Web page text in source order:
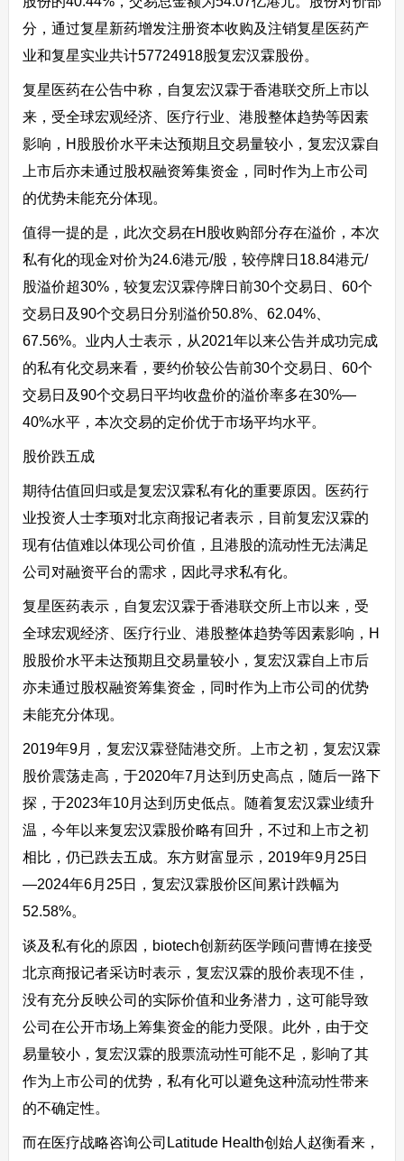
分，通过复星新药增发注册资本收购及注销复星医药产
业和复星实业共计57724918股复宏汉霖股份。
复星医药在公告中称，自复宏汉霖于香港联交所上市以
来，受全球宏观经济、医疗行业、港股整体趋势等因素
影响，H股股价水平未达预期且交易量较小，复宏汉霖自
上市后亦未通过股权融资筹集资金，同时作为上市公司
的优势未能充分体现。
值得一提的是，此次交易在H股收购部分存在溢价，本次
私有化的现金对价为24.6港元/股，较停牌日18.84港元/
股溢价超30%，较复宏汉霖停牌日前30个交易日、60个
交易日及90个交易日分别溢价50.8%、62.04%、
67.56%。业内人士表示，从2021年以来公告并成功完成
的私有化交易来看，要约价较公告前30个交易日、60个
交易日及90个交易日平均收盘价的溢价率多在30%—
40%水平，本次交易的定价优于市场平均水平。
股价跌五成
期待估值回归或是复宏汉霖私有化的重要原因。医药行
业投资人士李顼对北京商报记者表示，目前复宏汉霖的
现有估值难以体现公司价值，且港股的流动性无法满足
公司对融资平台的需求，因此寻求私有化。
复星医药表示，自复宏汉霖于香港联交所上市以来，受
全球宏观经济、医疗行业、港股整体趋势等因素影响，H
股股价水平未达预期且交易量较小，复宏汉霖自上市后
亦未通过股权融资筹集资金，同时作为上市公司的优势
未能充分体现。
2019年9月，复宏汉霖登陆港交所。上市之初，复宏汉霖
股价震荡走高，于2020年7月达到历史高点，随后一路下
探，于2023年10月达到历史低点。随着复宏汉霖业绩升
温，今年以来复宏汉霖股价略有回升，不过和上市之初
相比，仍已跌去五成。东方财富显示，2019年9月25日
—2024年6月25日，复宏汉霖股价区间累计跌幅为
52.58%。
谈及私有化的原因，biotech创新药医学顾问曹博在接受
北京商报记者采访时表示，复宏汉霖的股价表现不佳，
没有充分反映公司的实际价值和业务潜力，这可能导致
公司在公开市场上筹集资金的能力受限。此外，由于交
易量较小，复宏汉霖的股票流动性可能不足，影响了其
作为上市公司的优势，私有化可以避免这种流动性带来
的不确定性。
而在医疗战略咨询公司Latitude Health创始人赵衡看来，